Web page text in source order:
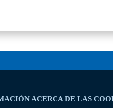
ACERCA DE LAS